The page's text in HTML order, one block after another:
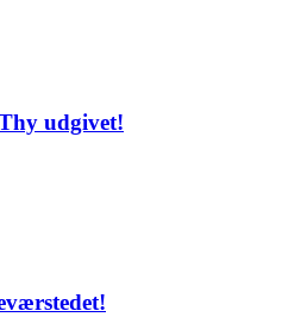
udgivet!